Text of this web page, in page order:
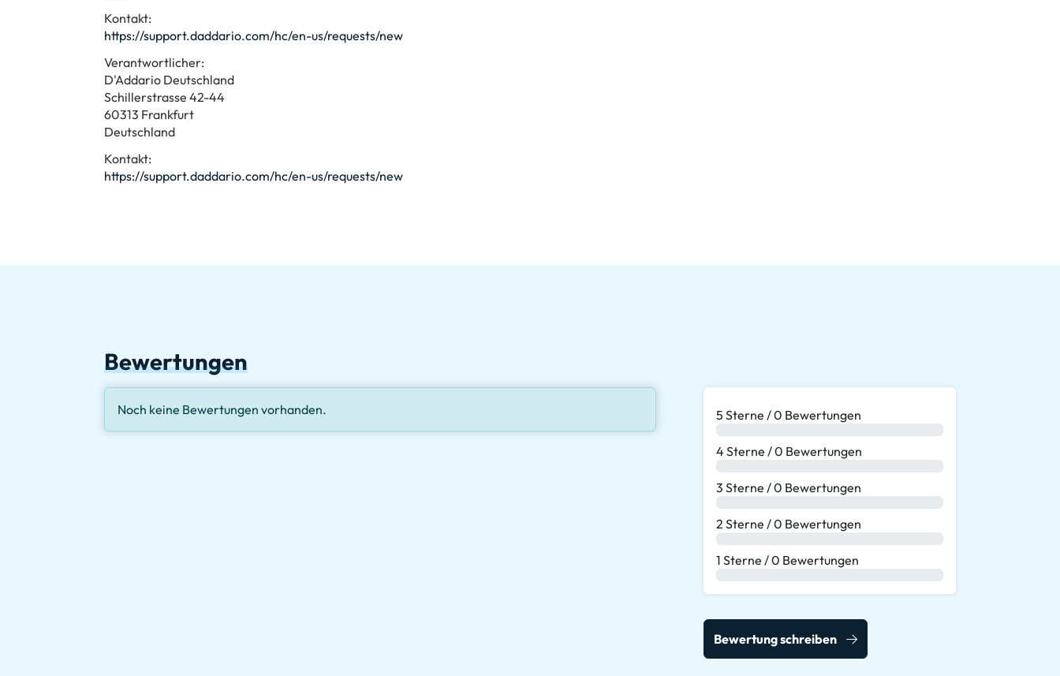
Kontakt:
https://support.daddario.com/hc/en-us/requests/new
Verantwortlicher:
D'Addario Deutschland
Schillerstrasse 42-44
60313 Frankfurt
Deutschland
Kontakt:
https://support.daddario.com/hc/en-us/requests/new
Bewertungen
5 Sterne / 0 Bewertungen
4 Sterne / 0 Bewertungen
3 Sterne / 0 Bewertungen
2 Sterne / 0 Bewertungen
1 Sterne / 0 Bewertungen
Bewertung schreiben
Noch keine Bewertungen vorhanden.